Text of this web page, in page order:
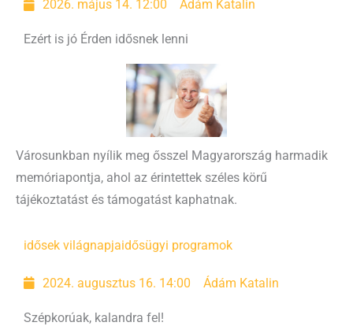
2026. május 14. 12:00 Ádám Katalin
Ezért is jó Érden idősnek lenni
Városunkban nyílik meg ősszel Magyarország harmadik
memóriapontja, ahol az érintettek széles körű
tájékoztatást és támogatást kaphatnak.
idősek világnapjaidősügyi programok
2024. augusztus 16. 14:00 Ádám Katalin
Szépkorúak, kalandra fel!